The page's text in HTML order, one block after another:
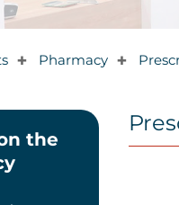
✚ Pharmacy ✚
the